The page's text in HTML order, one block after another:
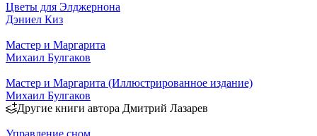
Цветы для Элджернона
Дэниел Киз
Мастер и Маргарита
Михаил Булгаков
Мастер и Маргарита (Иллюстрированное издание)
Михаил Булгаков
Другие книги автора Дмитрий Лазарев
Управление сном